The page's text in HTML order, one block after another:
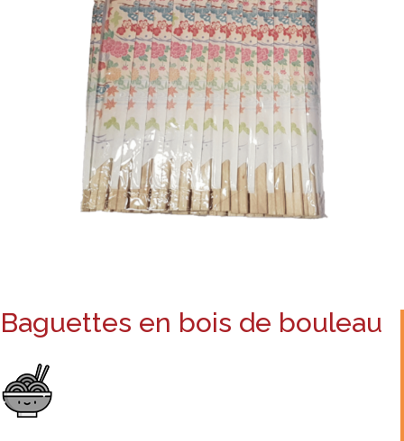
Baguettes en bois de bouleau